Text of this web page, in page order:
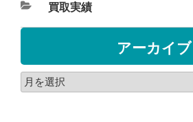
買取実績
アーカイブ